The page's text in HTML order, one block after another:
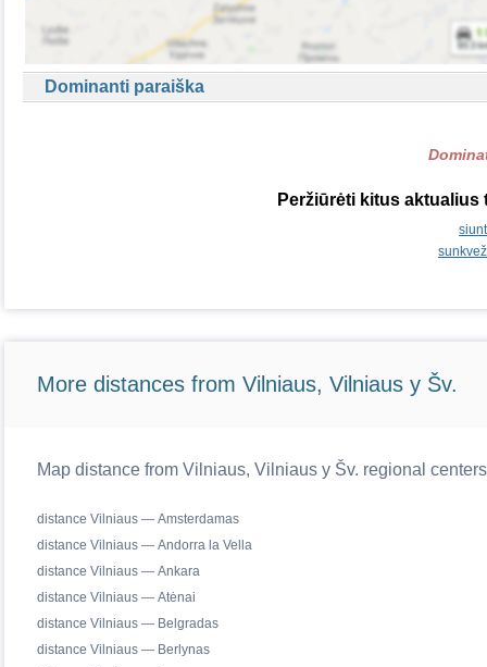
Dominanti paraiška
Peržiūrėti kitus
More distances from Vilniaus, Vilniaus y Šv.
Map distance from Vilniaus, Vilniaus y Šv. regional
distance Vilniaus — Amsterdamas
distance Vilniaus — Andorra la Vella
distance Vilniaus — Ankara
distance Vilniaus — Atėnai
distance Vilniaus — Belgradas
distance Vilniaus — Berlynas